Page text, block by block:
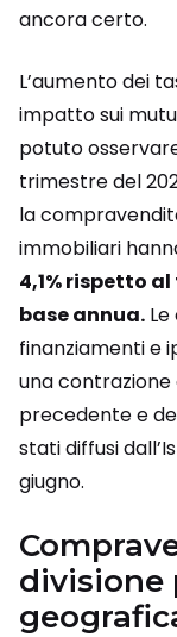
ancora certo.
L’aumento dei
impatto sui
potuto
trimestre del
la
immobiliari
4,1% rispetto
base annua.
finanziamenti e
una
precedente e
stati diffusi
giugno.
divisione